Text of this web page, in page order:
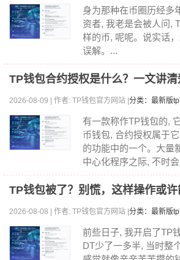
身为那种在币圈历经多
资者, 我老是会被人问,
样的币, 呢呢。说实话
误解。...
TP钱包合约授权是什么？一文讲清
2026-08-09 | 作者: TP钱包官方网站 | 分类：最新版
有一款称作TP钱包的,
币钱包, 合约授权属于
的功能中的一个。大量
中心化程序之际, 不时
TP钱包被了？别慌，这样操作或许
2026-08-08 | 作者: TP钱包官方网站 | 分类：最新版
前些日子, 我开启了TP
DT少了一多半, 当时整